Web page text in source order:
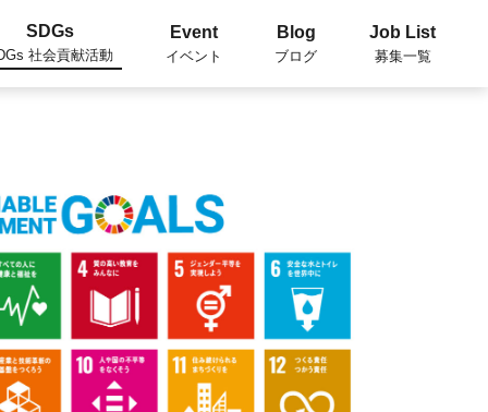
SDGs
社会貢献活動
Event
イベント
Blog
ブログ
Job List
募集一覧